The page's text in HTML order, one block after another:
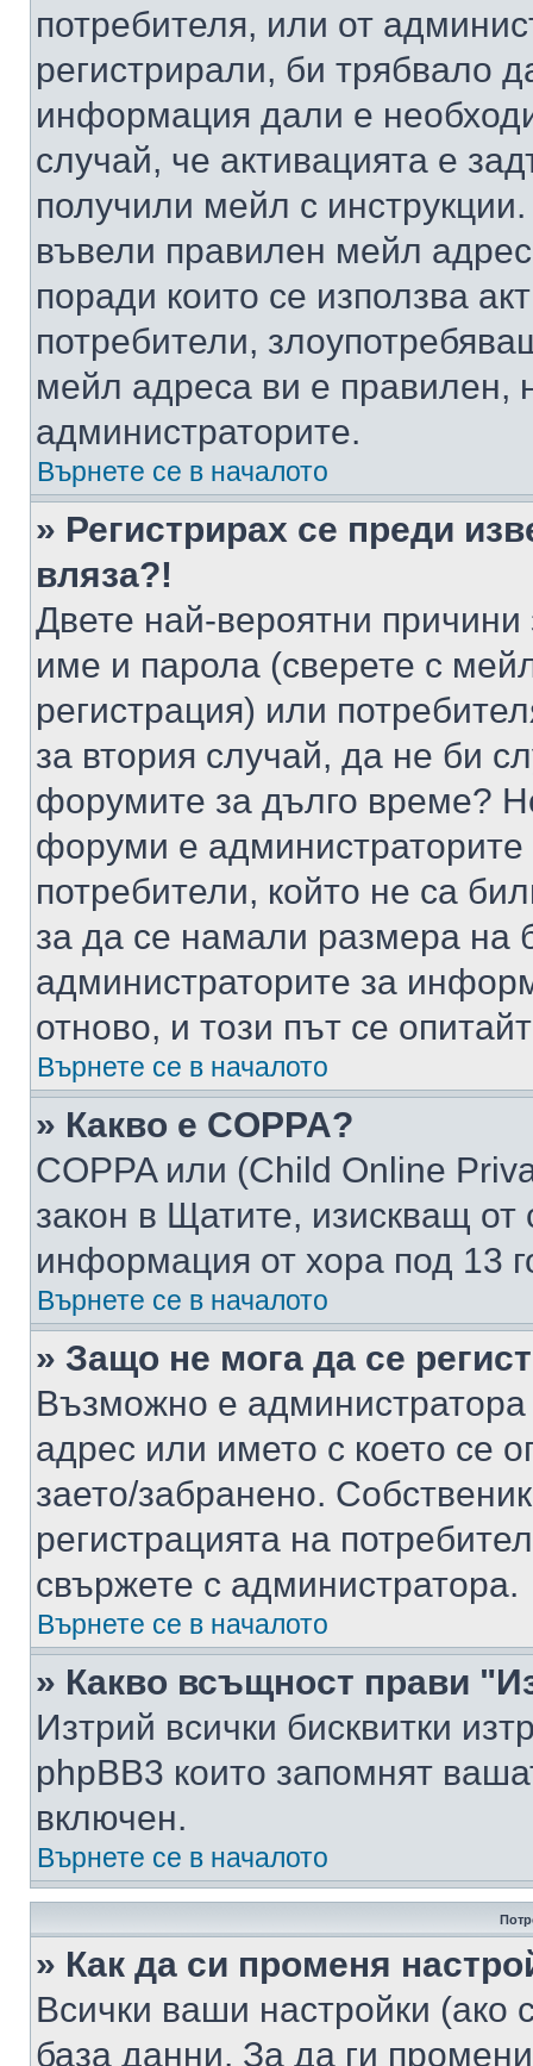
потребителя, или от
регистрирали, би трябвало
информация дали е
случай, че активацията е
получили мейл с
въвели правилен мейл
поради които се използва
потребители,
мейл адреса ви е правилен,
администраторите.
Върнете се в началото
» Регистрирах се преди
вляза?!
Двете най-вероятни
име и парола (сверете с
регистрация) или
за втория случай, да не би
форумите за дълго време?
форуми е администраторите
потребители, който не са
за да се намали размера на
администраторите за
отново, и този път се
Върнете се в началото
» Какво е COPPA?
COPPA или (Child Online
закон в Щатите, изискващ от
информация от хора под 13
Върнете се в началото
» Защо не мога да се
Възможно е
адрес или името с което се
заето/забранено.
регистрацията на
свържете с администратора.
Върнете се в началото
» Какво всъщност прави
Изтрий всички бисквитки
phpBB3 които запомнят
включен.
Върнете се в началото
» Как да си променя
Всички ваши настройки (ако
база данни. За да ги